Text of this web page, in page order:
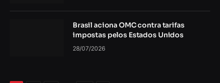
Brasil aciona OMC contra tarifas
impostas pelos Estados Unidos
28/07/2026